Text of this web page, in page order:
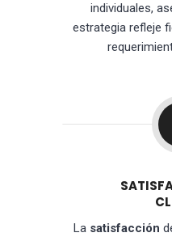
individuales,
estrategia refleje
La satisfacción